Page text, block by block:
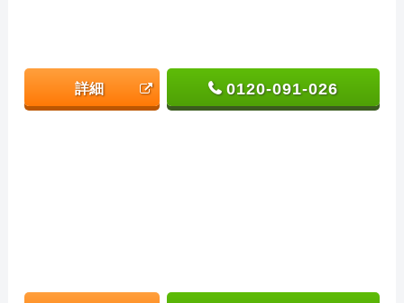
詳細 0120-091-026